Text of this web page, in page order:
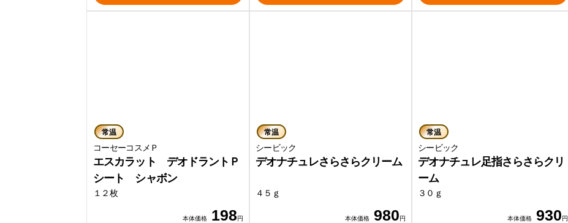
常温
コーセーコスメＰ
エスカラット デオドラントＰ
シート シャボン
１２枚
本体価格 198円
常温
シービック
デオナチュレさらさらクリーム
４５ｇ
本体価格 980円
常温
シービック
デオナチュレ足指さらさらクリ
ーム
３０ｇ
本体価格 930円